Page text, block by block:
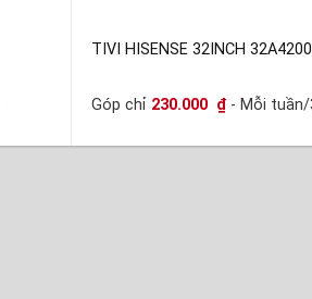
TIVI HISENSE 32INCH
Góp chỉ 230.000 ₫ - Mỗi tuần/